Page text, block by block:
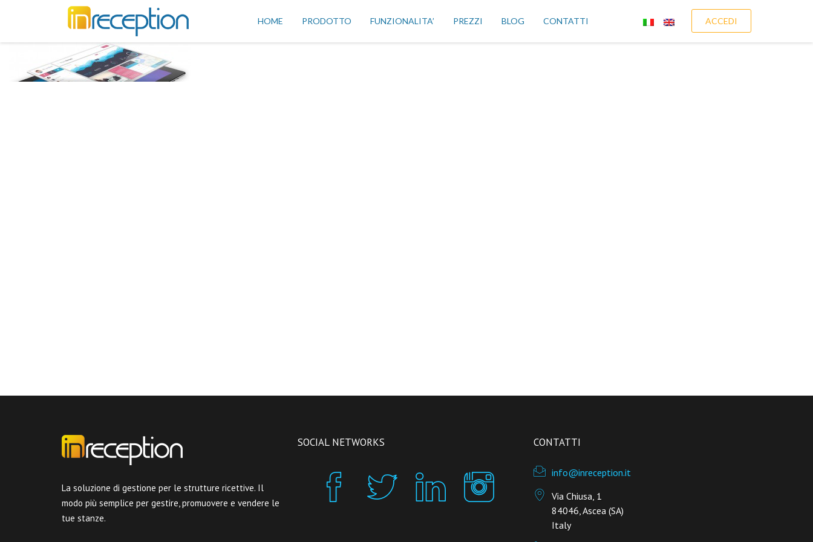
HOME PRODOTTO FUNZIONALITA’ PREZZI BLOG CONTATTI ACCEDI
La soluzione di gestione per le strutture ricettive. Il
modo più semplice per gestire, promuovere e vendere le
tue stanze.
SOCIAL NETWORKS CONTATTI
info@inreception.it
Via Chiusa, 1
84046, Ascea (SA)
Italy